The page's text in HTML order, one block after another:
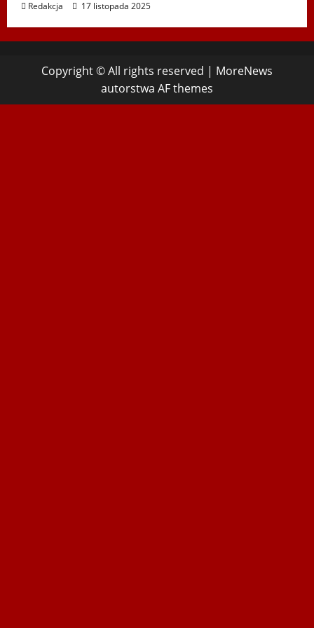
Redakcja 17 listopada 2025
Copyright © All rights reserved | MoreNews
autorstwa AF themes